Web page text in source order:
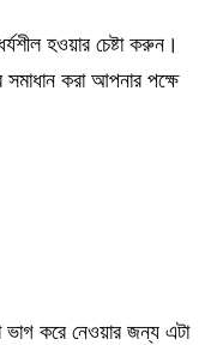
হওয়ার চেষ্টা করুন।
সমাধান করা আপনার পক্ষে
ভাগ করে নেওয়ার জন্য এটা